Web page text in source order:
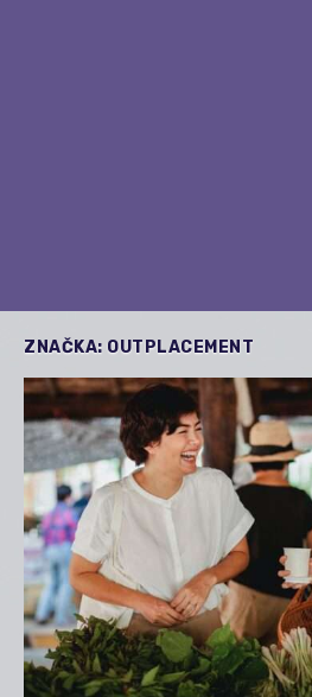
ZNAČKA: OUTPLACEMENT